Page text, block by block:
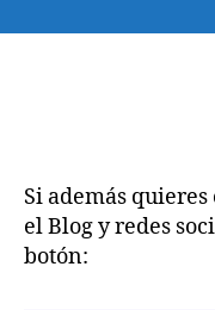
Si además
el Blog y redes
botón: